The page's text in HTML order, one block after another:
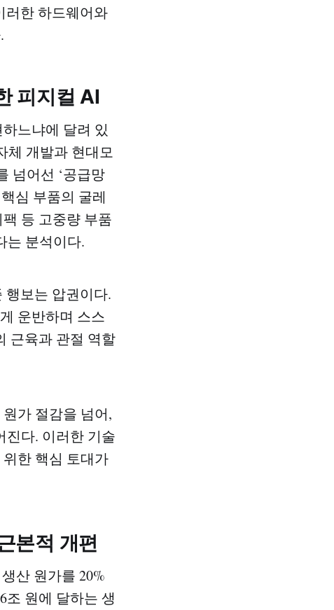
러한 하드웨어와
피지컬 AI
느냐에 달려 있
체 개발과 현대모
넘어선 ‘공급망
심 부품의 굴레
등 고중량 부품
는 분석이다.
행보는 압권이다.
운반하며 스스
근육과 관절 역할
가 절감을 넘어,
진다. 이러한 기술
한 핵심 토대가
본적 개편
산 원가를 20%
조 원에 달하는 생